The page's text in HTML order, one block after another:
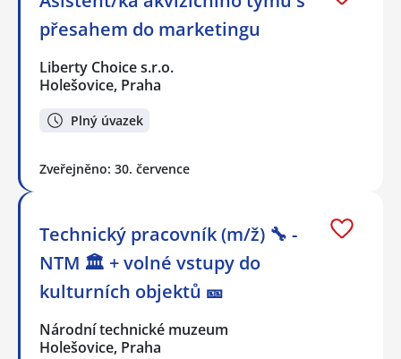
přesahem do marketingu
Liberty Choice s.r.o.
Holešovice, Praha
Plný úvazek
Zveřejněno: 30. července
Technický pracovník (m/ž) 🔧 -
NTM 🏛 + volné vstupy do
kulturních objektů 🎫
Národní technické muzeum
Holešovice, Praha